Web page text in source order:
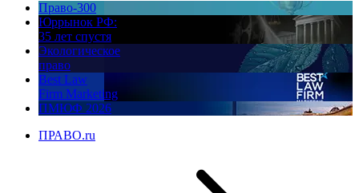
Право-300
Юррынок РФ:
35 лет спустя
Экологическое
право
Best Law
Firm Marketing
ПМЮФ 2026
ПРАВО.ru